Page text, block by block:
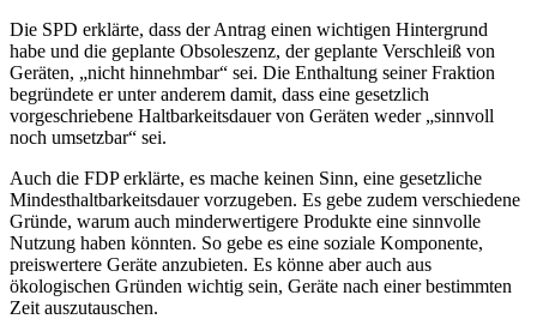
Die SPD erklärte, dass der Antrag einen wichtigen Hintergrund
habe und die geplante Obsoleszenz, der geplante Verschleiß von
Geräten, „nicht hinnehmbar“ sei. Die Enthaltung seiner Fraktion
begründete er unter anderem damit, dass eine gesetzlich
vorgeschriebene Haltbarkeitsdauer von Geräten weder „sinnvoll
noch umsetzbar“ sei.
Auch die FDP erklärte, es mache keinen Sinn, eine gesetzliche
Mindesthaltbarkeitsdauer vorzugeben. Es gebe zudem verschiedene
Gründe, warum auch minderwertigere Produkte eine sinnvolle
Nutzung haben könnten. So gebe es eine soziale Komponente,
preiswertere Geräte anzubieten. Es könne aber auch aus
ökologischen Gründen wichtig sein, Geräte nach einer bestimmten
Zeit auszutauschen.